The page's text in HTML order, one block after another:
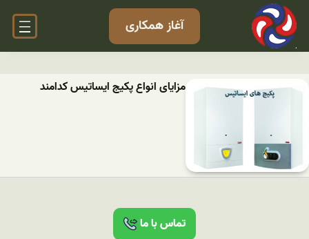
آغاز همکاری
مزایای انواع پکیج ایساتیس کدامند
تماس با ما